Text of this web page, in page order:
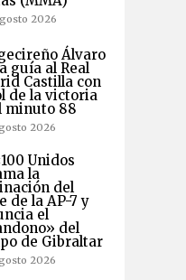
2026
Álvaro
guía al Real
Castilla con
de la victoria
minuto 88
2026
Unidos
la
del
de la AP-7 y
el
del
de Gibraltar
2026